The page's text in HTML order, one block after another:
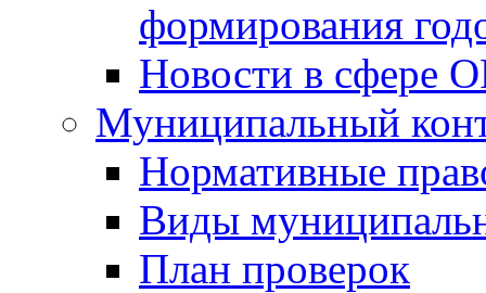
формирования
Новости в сфере
Муниципальный
Нормативные
Виды
План проверок